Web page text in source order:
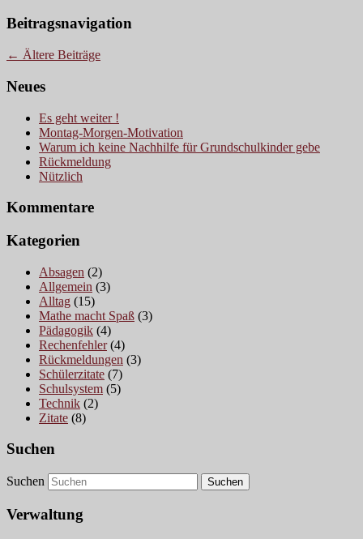
Beitragsnavigation
← Ältere Beiträge
Neues
Es geht weiter !
Montag-Morgen-Motivation
Warum ich keine Nachhilfe für Grundschulkinder gebe
Rückmeldung
Nützlich
Kommentare
Kategorien
Absagen (2)
Allgemein (3)
Alltag (15)
Mathe macht Spaß (3)
Pädagogik (4)
Rechenfehler(4)
Rückmeldungen (3)
Schülerzitate (7)
Schulsystem (5)
Technik (2)
Zitate (8)
Suchen
Suchen
Verwaltung